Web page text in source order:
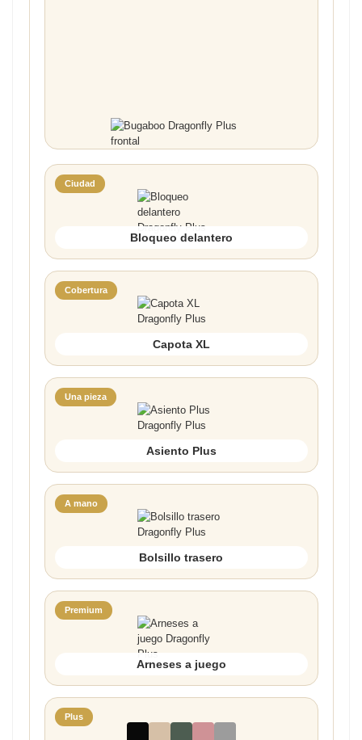
Ciudad
Bloqueo delantero
Cobertura
Capota XL
Una pieza
Asiento Plus
A mano
Bolsillo trasero
Premium
Arneses a juego
Plus